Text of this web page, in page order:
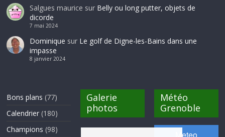
Salgues maurice sur Belly ou long putter, objets de
dicorde
7 mai 2024
Dominique sur Le golf de Digne-les-Bains dans une
impasse
8 janvier 2024
Bons plans (77)
Calendrier (180)
Champions (98)
Galerie
photos
Météo
Grenoble